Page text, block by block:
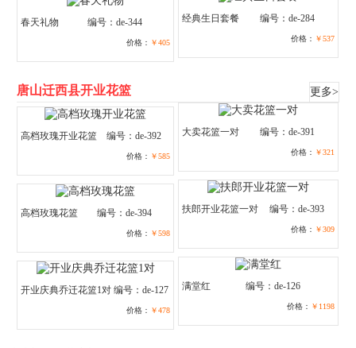
春天礼物 编号：de-344
价格： ￥405
经典生日套餐 编号：de-284
价格： ￥537
唐山迁西县开业花篮 更多>
高档玫瑰开业花篮 编号：de-392
价格： ￥585
大卖花篮一对 编号：de-391
价格： ￥321
高档玫瑰花篮 编号：de-394
价格： ￥598
扶郎开业花篮一对 编号：de-393
价格： ￥309
开业庆典乔迁花篮1对 编号：de-127
价格： ￥478
满堂红 编号：de-126
价格： ￥1198